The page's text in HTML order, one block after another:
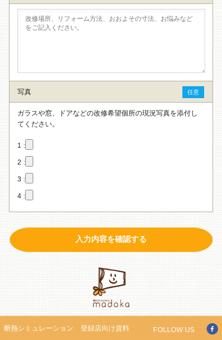
写真 任意
ガラスや窓、ドアなどの改修希望個所の現況写真を添付し
てください。
1 :
2 :
3 :
4 :
断熱シミュレーション 登録店向け資料 FOLLOW US